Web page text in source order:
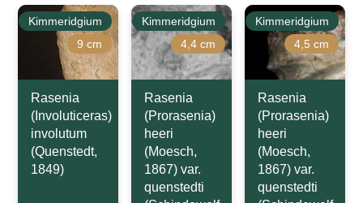
Kimmeridgium
9 cm
Rasenia
(Involuticeras)
involutum
(Quenstedt,
1849)
Kimmeridgium
4,4 cm
Rasenia
(Prorasenia)
heeri
(Moesch,
1867) var.
quenstedti
Kimmeridgium
4,5 cm
Rasenia
(Prorasenia)
heeri
(Moesch,
1867) var.
quenstedti